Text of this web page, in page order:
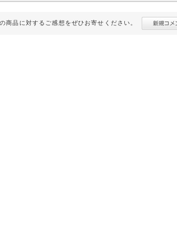
商品に対するご感想をぜひお寄せください。